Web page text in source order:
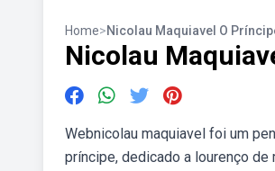
Home>Nicolau Maquiavel O
Nicolau
Webnicolau maquiavel foi um
príncipe, dedicado a lourenço de